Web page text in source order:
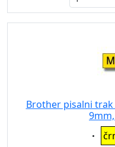
Brother pisalni trak